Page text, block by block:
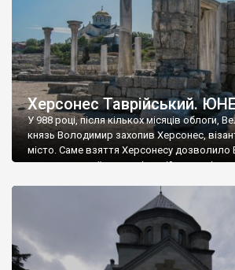
Херсонес Таврійський.
У 988 році, після кількох місяців облоги,
князь Володимир захопив Херсонес,
місто. Саме взяття Херсонесу
диктувати свої умови візантійському
Херсонесі Володимир-язичник, став
А потім було Хрещення Русі. На честь